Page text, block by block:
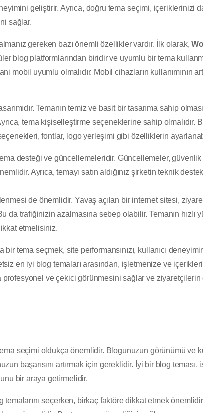
geliştirir. Ayrıca, doğru tema seçimi, içeriklerinizi
sağlar.
gereken bazı önemli özellikler vardır. İlk olarak,
blog platformlarından biridir ve uyumlu bir tema
mobil uyumlu olmalıdır. Mobil cihazların kullanımının
Temanın temiz ve basit bir tasarıma sahip
tema kişiselleştirme seçeneklerine sahip olmalıdır.
fontlar, logo yerleşimi gibi özelliklerin
desteği ve güncellemeleridir. Güncellemeler, güvenlik
Ayrıca, temayı satın aldığınız şirketin teknik destek
de önemlidir. Yavaş açılan bir internet sitesi,
da trafiğinizin azalmasına sebep olabilir. Temanın hızlı
etmelisiniz.
tema seçmek, site performansınızı, kullanıcı
en iyi blog temaları arasından, işletmenize ve
ve çekici görünmesini sağlar ve ziyaretçilerin
seçimi oldukça önemlidir. Blogunuzun görünümü ve
başarısını artırmak için gereklidir. İyi bir blog teması,
bir araya getirmelidir.
seçerken, birkaç faktöre dikkat etmek